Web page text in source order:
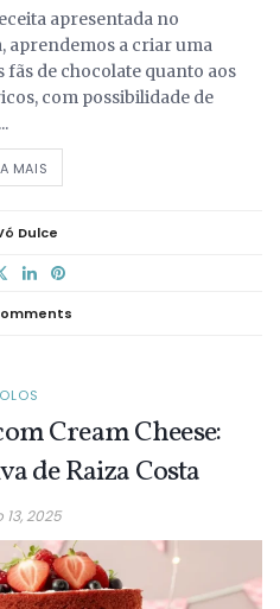
apresentada no
aprendemos a criar uma
fãs de chocolate quanto aos
com possibilidade de
MAIS
Dulce
Cream Cheese:
de Raiza Costa
13, 2025